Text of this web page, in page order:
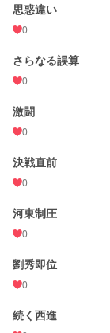
思惑違い
0
さらなる誤算
0
激闘
0
決戦直前
0
河東制圧
0
劉秀即位
0
続く西進